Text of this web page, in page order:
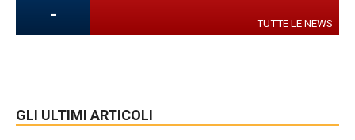
- TUTTE LE NEWS
GLI ULTIMI ARTICOLI